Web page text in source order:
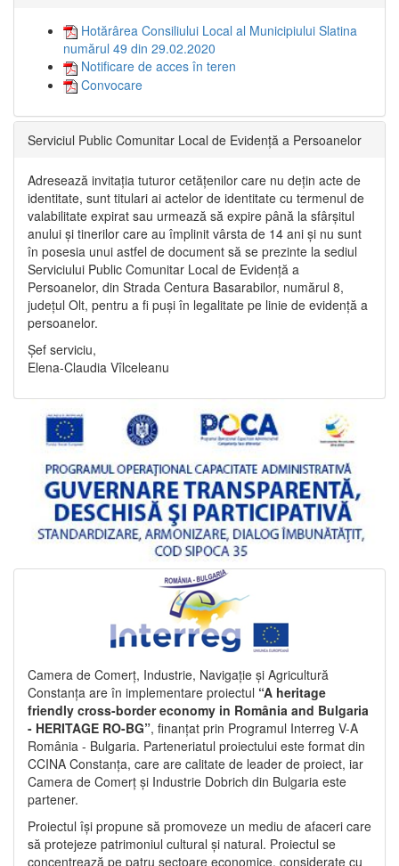
Hotărârea Consiliului Local al Municipiului Slatina
numărul 49 din 29.02.2020
Notificare de acces în teren
Convocare
Serviciul Public Comunitar Local de Evidență a Persoanelor
Adresează invitația tuturor cetățenilor care nu dețin acte de
identitate, sunt titulari ai actelor de identitate cu termenul de
valabilitate expirat sau urmează să expire până la sfârșitul
anului și tinerilor care au împlinit vârsta de 14 ani și nu sunt
în posesia unui astfel de document să se prezinte la sediul
Serviciului Public Comunitar Local de Evidență a
Persoanelor, din Strada Centura Basarabilor, numărul 8,
județul Olt, pentru a fi puși în legalitate pe linie de evidență a
persoanelor.
Șef serviciu,
Elena-Claudia Vîlceleanu
Camera de Comerț, Industrie, Navigație și Agricultură
Constanța are în implementare proiectul “A heritage
friendly cross-border economy in România and Bulgaria
- HERITAGE RO-BG”, finanțat prin Programul Interreg V-A
România - Bulgaria. Parteneriatul proiectului este format din
CCINA Constanța, care are calitate de leader de proiect, iar
Camera de Comerț și Industrie Dobrich din Bulgaria este
partener.
Proiectul își propune să promoveze un mediu de afaceri care
să protejeze patrimoniul cultural și natural. Proiectul se
concentrează pe patru sectoare economice, considerate cu